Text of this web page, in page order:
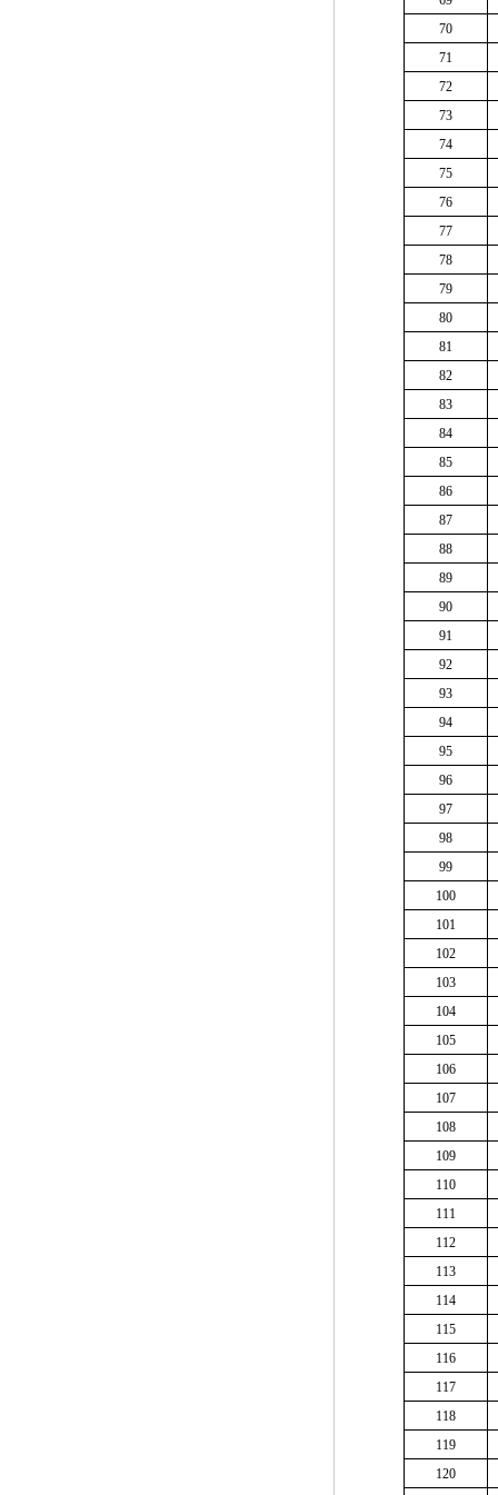
70
71
72
73
74
75
76
77
78
79
80
81
82
83
84
85
86
87
88
89
90
91
92
93
94
95
96
97
98
99
100
101
102
103
104
105
106
107
108
109
110
111
112
113
114
115
116
117
118
119
120